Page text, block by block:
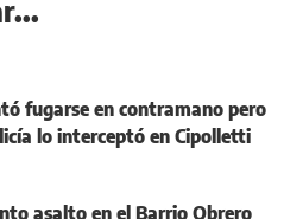
fugarse en contramano pero
lo interceptó en Cipolletti
asalto en el Barrio Obrero